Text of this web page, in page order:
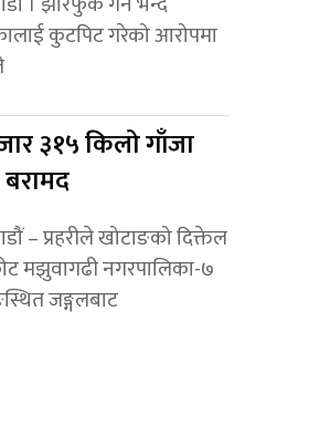
कुटपिट गरेको आरोपमा
३१५ किलो गाँजा
बरामद
– प्रहरीले खोटाङको दिक्तेल
मझुवागढी नगरपालिका-७
जङ्गलबाट